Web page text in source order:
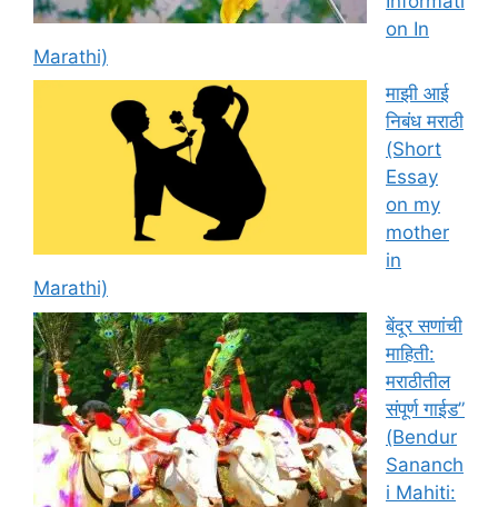
on In
Marathi)
माझी आई
निबंध मराठी
(Short
Essay
on my
mother
in
Marathi)
बेंदूर सणांची
माहिती:
मराठीतील
संपूर्ण गाईड”
(Bendur
Sananch
i Mahiti: